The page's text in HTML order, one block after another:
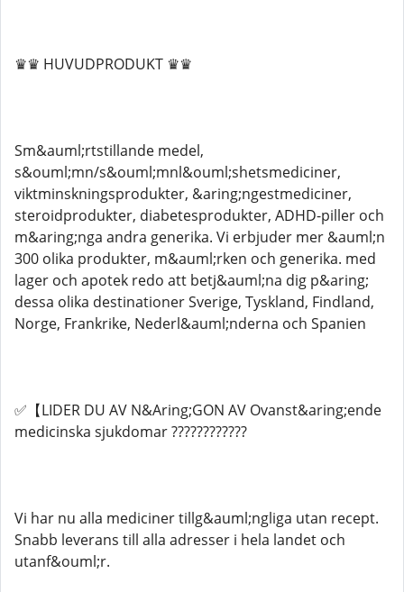
♛♛ HUVUDPRODUKT ♛♛
Sm&auml;rtstillande medel,
s&ouml;mn/s&ouml;mnl&ouml;shetsmediciner,
viktminskningsprodukter, &aring;ngestmediciner,
steroidprodukter, diabetesprodukter, ADHD-piller och
m&aring;nga andra generika. Vi erbjuder mer &auml;n
300 olika produkter, m&auml;rken och generika. med
lager och apotek redo att betj&auml;na dig p&aring;
dessa olika destinationer Sverige, Tyskland, Findland,
Norge, Frankrike, Nederl&auml;nderna och Spanien
✅【LIDER DU AV N&Aring;GON AV Ovanst&aring;ende
medicinska sjukdomar ????????????​​​​​​​​​​​
Vi har nu alla mediciner tillg&auml;ngliga utan recept.
Snabb leverans till alla adresser i hela landet och
utanf&ouml;r.